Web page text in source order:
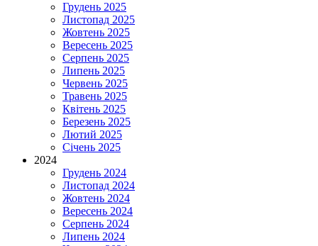
Грудень 2025
Листопад 2025
Жовтень 2025
Вересень 2025
Серпень 2025
Липень 2025
Червень 2025
Травень 2025
Квітень 2025
Березень 2025
Лютий 2025
Січень 2025
2024
Грудень 2024
Листопад 2024
Жовтень 2024
Вересень 2024
Серпень 2024
Липень 2024